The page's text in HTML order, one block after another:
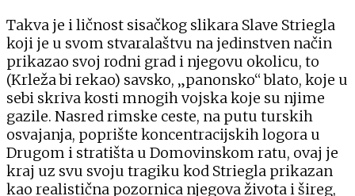
Takva je i ličnost sisačkog slikara Slave Striegla
koji je u svom stvaralaštvu na jedinstven način
prikazao svoj rodni grad i njegovu okolicu, to
(Krleža bi rekao) savsko, „panonsko“ blato, koje u
sebi skriva kosti mnogih vojska koje su njime
gazile. Nasred rimske ceste, na putu turskih
osvajanja, poprište koncentracijskih logora u
Drugom i stratišta u Domovinskom ratu, ovaj je
kraj uz svu svoju tragiku kod Striegla prikazan
kao realistična pozornica njegova života i šireg,